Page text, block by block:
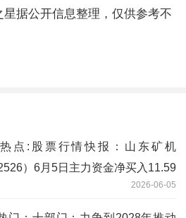
星据公开信息整理，仅供参考不
点:股票行情快报：山东矿机
）6月5日主力资金净买入11.59
2026-06-05